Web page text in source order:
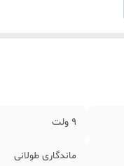
9 ولت
ماندگاری طولانی